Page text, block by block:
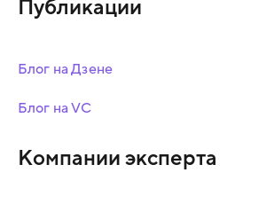
Публикации
Блог на Дзене
Блог на VC
Компании эксперта